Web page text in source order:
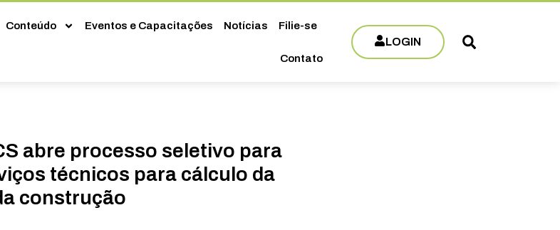
Conteúdo Eventos e Capacitações Notícias Filie-se
Contato
LOGIN
abre processo seletivo para
técnicos para cálculo da
construção